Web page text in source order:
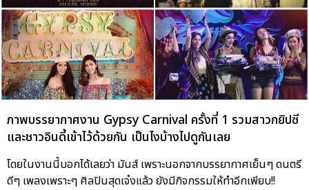
ภาพบรรยากาศงาน Gypsy Carnival ครั้งที่ 1 รวมสาวกยิปซี
และชาวอินดี้เข้าไว้ด้วยกัน เป็นไงบ้างไปดูกันเลย
โดยในงานนี้บอกได้เลยว่า มันส์ เพราะนอกจากบรรยากาศเย็นๆ ดนตรี
ดีๆ เพลงเพราะๆ ศิลปินสุดเจ๋งแล้ว ยังมีกิจกรรมให้ทำอีกเพียบ!!